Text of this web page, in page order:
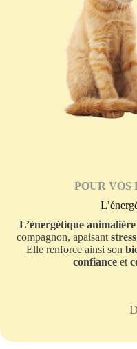
POUR VOS
L’énergétique animalière
compagnon, apaisant stress
Elle renforce ainsi son
confianceet